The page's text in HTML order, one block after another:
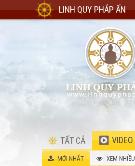
LINH QUY PHÁP ẤN
TẤT CẢ VIDEO
MỚI NHẤT XEM NHIỀU